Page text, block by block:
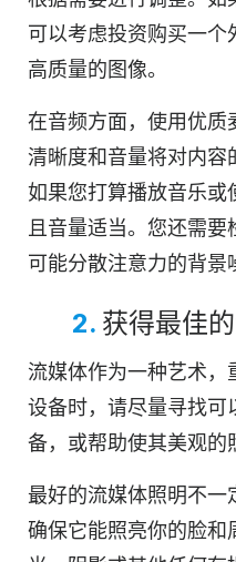
可以考虑投资购买一个
高质量的图像。
在音频方面，使用优质
清晰度和音量将对内容
如果您打算播放音乐或
且音量适当。您还需
可能分散注意力的背景
2. 获得最佳
流媒体作为一种艺术，
设备时，请尽量寻找可
备，或帮助使其美观的
最好的流媒体照明不一
确保它能照亮你的脸和